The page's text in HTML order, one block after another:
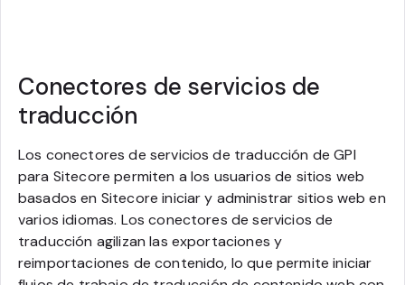
Conectores de servicios de
traducción
Los conectores de servicios de traducción de GPI
para Sitecore permiten a los usuarios de sitios web
basados en Sitecore iniciar y administrar sitios web en
varios idiomas. Los conectores de servicios de
traducción agilizan las exportaciones y
reimportaciones de contenido, lo que permite iniciar